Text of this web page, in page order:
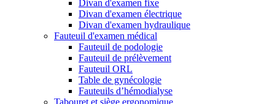
Divan d'examen fixe
Divan d'examen électrique
Divan d'examen hydraulique
Fauteuil d'examen médical
Fauteuil de podologie
Fauteuil de prélèvement
Fauteuil ORL
Table de gynécologie
Fauteuils d’hémodialyse
Tabouret et siège ergonomique